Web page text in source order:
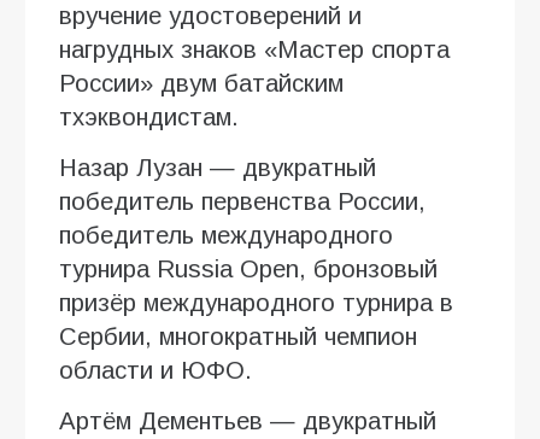
вручение удостоверений и
нагрудных знаков «Мастер спорта
России» двум батайским
тхэквондистам.
Назар Лузан — двукратный
победитель первенства России,
победитель международного
турнира Russia Open, бронзовый
призёр международного турнира в
Сербии, многократный чемпион
области и ЮФО.
Артём Дементьев — двукратный